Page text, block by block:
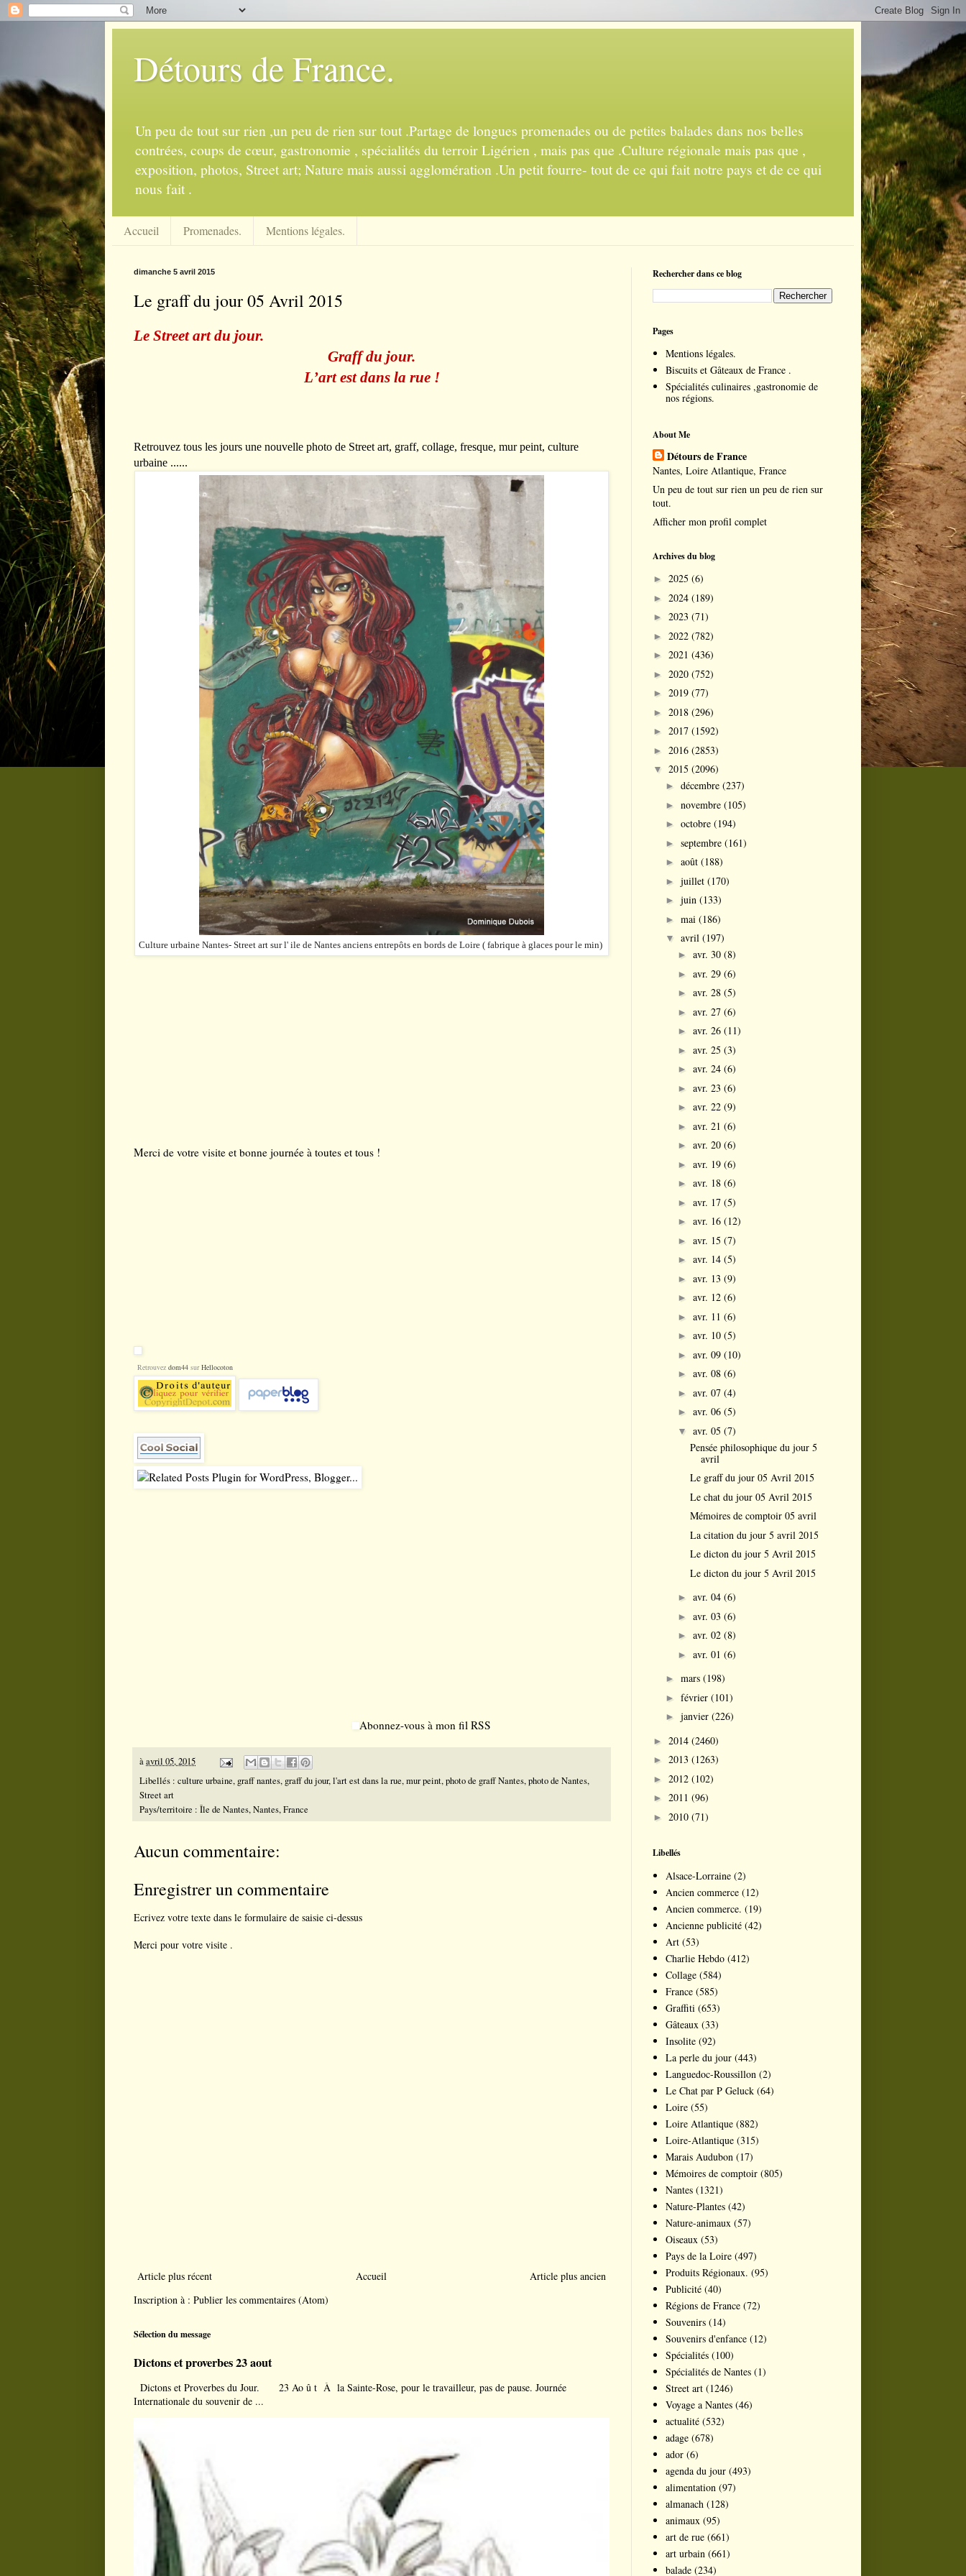
Détours de France.
Un peu de tout sur rien ,un peu de rien sur tout .Partage de longues promenades ou de petites balades dans nos belles
contrées, coups de cœur, gastronomie , spécialités du terroir Ligérien , mais pas que .Culture régionale mais pas que ,
exposition, photos, Street art; Nature mais aussi agglomération .Un petit fourre- tout de ce qui fait notre pays et de ce qui
nous fait .
Accueil Promenades. Mentions légales.
dimanche 5 avril 2015
Le graff du jour 05 Avril 2015
Le Street art du jour.
Graff du jour.
L’art est dans la rue !
Retrouvez tous les jours une nouvelle photo de Street art, graff, collage, fresque, mur peint, culture
urbaine ......
Culture urbaine Nantes- Street art sur l' ile de Nantes anciens entrepôts en bords de Loire ( fabrique à glaces pour le min)
Merci de votre visite et bonne journée à toutes et tous !
Retrouvez dom44 sur Hellocoton
Abonnez-vous à mon fil RSS
àavril 05, 2015
Libellés : culture urbaine, graff nantes, graff du jour,l'art est dans la rue,mur peint,photo de graff Nantes,photo de Nantes,
Street art
Pays/territoire : Île de Nantes, Nantes, France
Aucun commentaire:
Enregistrer un commentaire
Ecrivez votre texte dans le formulaire de saisie ci-dessus
Merci pour votre visite .
Article plus récent Article plus ancien
Accueil
Inscription à : Publier les commentaires (Atom)
Sélection du message
Dictons et proverbes 23 aout
Dictons et Proverbes du Jour. 23 Ao û t À la Sainte-Rose, pour le travailleur, pas de pause. Journée
Internationale du souvenir de ...
Rechercher dans ce blog
Pages
Mentions légales.
Biscuits et Gâteaux de France .
Spécialités culinaires ,gastronomie de
nos régions.
About Me
Détours de France
Nantes, Loire Atlantique, France
Un peu de tout sur rien un peu de rien sur
tout.
Afficher mon profil complet
Archives du blog
► 2025 (6)
► 2024 (189)
► 2023 (71)
► 2022 (782)
► 2021 (436)
► 2020 (752)
► 2019 (77)
► 2018 (296)
► 2017 (1592)
► 2016 (2853)
▼ 2015 (2096)
► décembre (237)
► novembre (105)
► octobre (194)
► septembre (161)
► août (188)
► juillet (170)
► juin (133)
► mai (186)
▼ avril (197)
► avr. 30 (8)
► avr. 29 (6)
► avr. 28 (5)
► avr. 27 (6)
► avr. 26 (11)
► avr. 25 (3)
► avr. 24 (6)
► avr. 23 (6)
► avr. 22 (9)
► avr. 21 (6)
► avr. 20 (6)
► avr. 19 (6)
► avr. 18 (6)
► avr. 17 (5)
► avr. 16 (12)
► avr. 15 (7)
► avr. 14 (5)
► avr. 13 (9)
► avr. 12 (6)
► avr. 11 (6)
► avr. 10 (5)
► avr. 09 (10)
► avr. 08 (6)
► avr. 07 (4)
► avr. 06 (5)
▼ avr. 05 (7)
Pensée philosophique du jour 5
avril
Le graff du jour 05 Avril 2015
Le chat du jour 05 Avril 2015
Mémoires de comptoir 05 avril
La citation du jour 5 avril 2015
Le dicton du jour 5 Avril 2015
Le dicton du jour 5 Avril 2015
► avr. 04 (6)
► avr. 03 (6)
► avr. 02 (8)
► avr. 01 (6)
► mars (198)
► février (101)
► janvier (226)
► 2014 (2460)
► 2013 (1263)
► 2012 (102)
► 2011 (96)
► 2010 (71)
Libellés
Alsace-Lorraine (2)
Ancien commerce (12)
Ancien commerce. (19)
Ancienne publicité (42)
Art (53)
Charlie Hebdo (412)
Collage (584)
France (585)
Graffiti (653)
Gâteaux (33)
Insolite (92)
La perle du jour (443)
Languedoc-Roussillon (2)
Le Chat par P Geluck (64)
Loire (55)
Loire Atlantique (882)
Loire-Atlantique (315)
Marais Audubon (17)
Mémoires de comptoir (805)
Nantes (1321)
Nature-Plantes (42)
Nature-animaux (57)
Oiseaux (53)
Pays de la Loire (497)
Produits Régionaux. (95)
Publicité (40)
Régions de France (72)
Souvenirs (14)
Souvenirs d'enfance (12)
Spécialités (100)
Spécialités de Nantes (1)
Street art (1246)
Voyage a Nantes (46)
actualité (532)
adage (678)
ador (6)
agenda du jour (493)
alimentation (97)
almanach (128)
animaux (95)
art de rue (661)
art urbain (661)
balade (234)